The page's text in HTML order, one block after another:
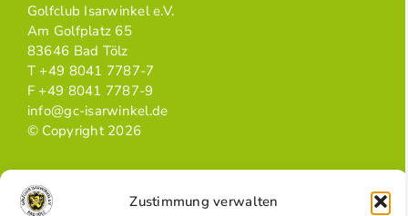
Zustimmung verwalten
Golfclub Isarwinkel e.V.
Am Golfplatz 65
83646 Bad Tölz
T +49 8041 7787-7
F +49 8041 7787-9
info@gc-isarwinkel.de
© Copyright 2026